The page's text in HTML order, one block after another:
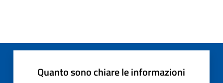
Quanto sono chiare le informazioni